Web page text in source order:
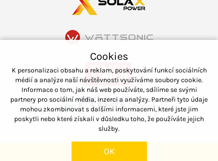
Cookies
K personalizaci obsahu a reklam, poskytování funkcí sociálních
médií a analýze naší návštěvnosti využíváme soubory cookie.
Informace o tom, jak náš web používáte, sdílíme se svými
partnery pro sociální média, inzerci a analýzy. Partneři tyto údaje
mohou zkombinovat s dalšími informacemi, které jste jim
poskytli nebo které získali v důsledku toho, že používáte jejich
služby.
OK